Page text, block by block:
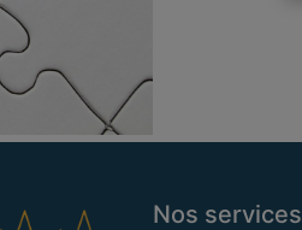
Nos services